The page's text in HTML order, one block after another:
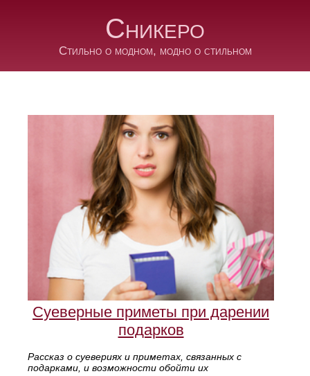
Сникеро
Стильно о модном, модно о стильном
Суеверные приметы при дарении
подарков
Рассказ о суевериях и приметах, связанных с
подарками, и возможности обойти их